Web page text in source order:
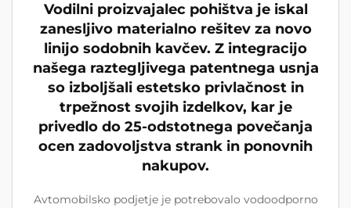
Vodilni proizvajalec pohištva je iskal
zanesljivo materialno rešitev za novo
linijo sodobnih kavčev. Z integracijo
našega raztegljivega patentnega usnja
so izboljšali estetsko privlačnost in
trpežnost svojih izdelkov, kar je
privedlo do 25-odstotnega povečanja
ocen zadovoljstva strank in ponovnih
nakupov.
Avtomobilsko podjetje je potrebovalo vodoodporno